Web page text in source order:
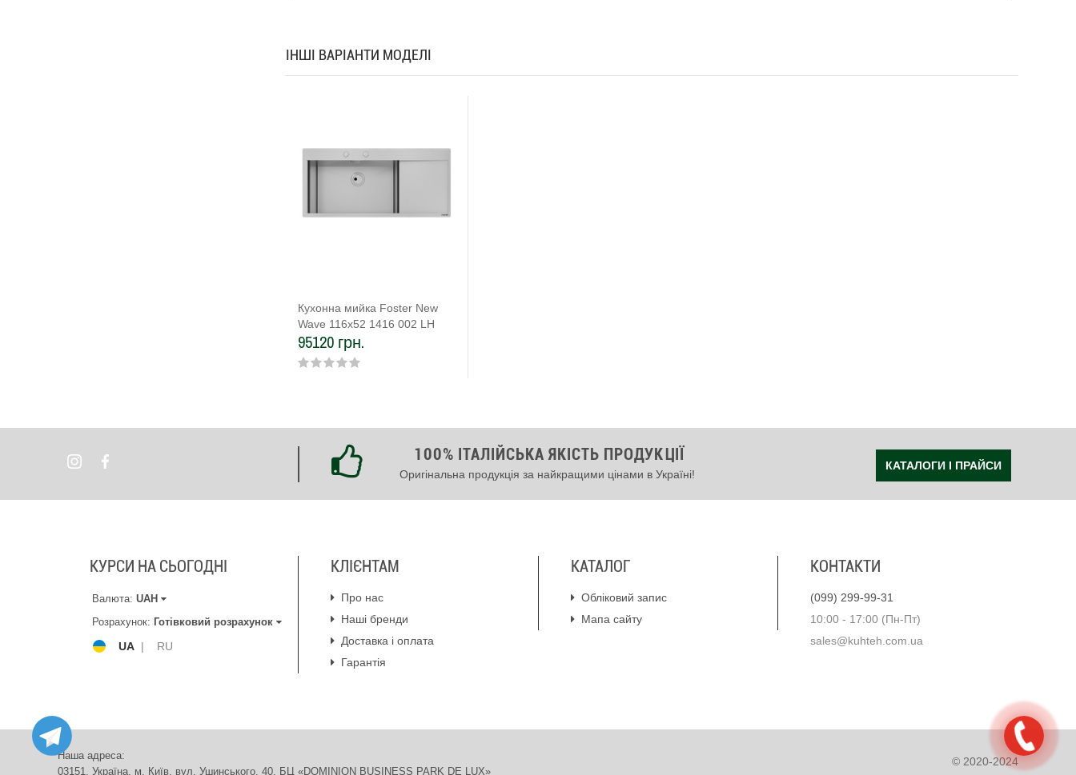
ІНШІ ВАРІАНТИ МОДЕЛІ
Кухонна мийка Foster New
Wave 116х52 1416 002 LH
95120 грн.
100% ІТАЛІЙСЬКА ЯКІСТЬ ПРОДУКЦІЇ
Оригінальна продукція за найкращими цінами в Україні!
КАТАЛОГИ І ПРАЙСИ
КУРСИ НА СЬОГОДНІ
Валюта: UAH
Розрахунок: Готівковий розрахунок
UA | RU
КЛІЄНТАМ
Про нас
Наші бренди
Доставка і оплата
Гарантія
КАТАЛОГ
Обліковий запис
Мапа сайту
КОНТАКТИ
(099) 299-99-31
10:00 - 17:00 (Пн-Пт)
sales@kuhteh.com.ua
Наша адреса:
03151, Україна, м. Київ, вул. Ушинського, 40. БЦ «DOMINION BUSINESS PARK DE LUX»
© 2020-2024